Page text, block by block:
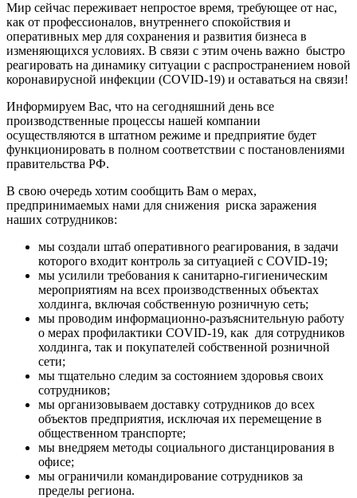
Мир сейчас переживает непростое время, требующее от нас,
как от профессионалов, внутреннего спокойствия и
оперативных мер для сохранения и развития бизнеса в
изменяющихся условиях. В связи с этим очень важно быстро
реагировать на динамику ситуации с распространением новой
коронавирусной инфекции (COVID-19) и оставаться на связи!
Информируем Вас, что на сегодняшний день все
производственные процессы нашей компании
осуществляются в штатном режиме и предприятие будет
функционировать в полном соответствии с постановлениями
правительства РФ.
В свою очередь хотим сообщить Вам о мерах,
предпринимаемых нами для снижения риска заражения
наших сотрудников:
мы создали штаб оперативного реагирования, в задачи
которого входит контроль за ситуацией с COVID-19;
мы усилили требования к санитарно-гигиеническим
мероприятиям на всех производственных объектах
холдинга, включая собственную розничную сеть;
мы проводим информационно-разъяснительную работу
о мерах профилактики COVID-19, как для сотрудников
холдинга, так и покупателей собственной розничной
сети;
мы тщательно следим за состоянием здоровья своих
сотрудников;
мы организовываем доставку сотрудников до всех
объектов предприятия, исключая их перемещение в
общественном транспорте;
мы внедряем методы социального дистанцирования в
офисе;
мы ограничили командирование сотрудников за
пределы региона.